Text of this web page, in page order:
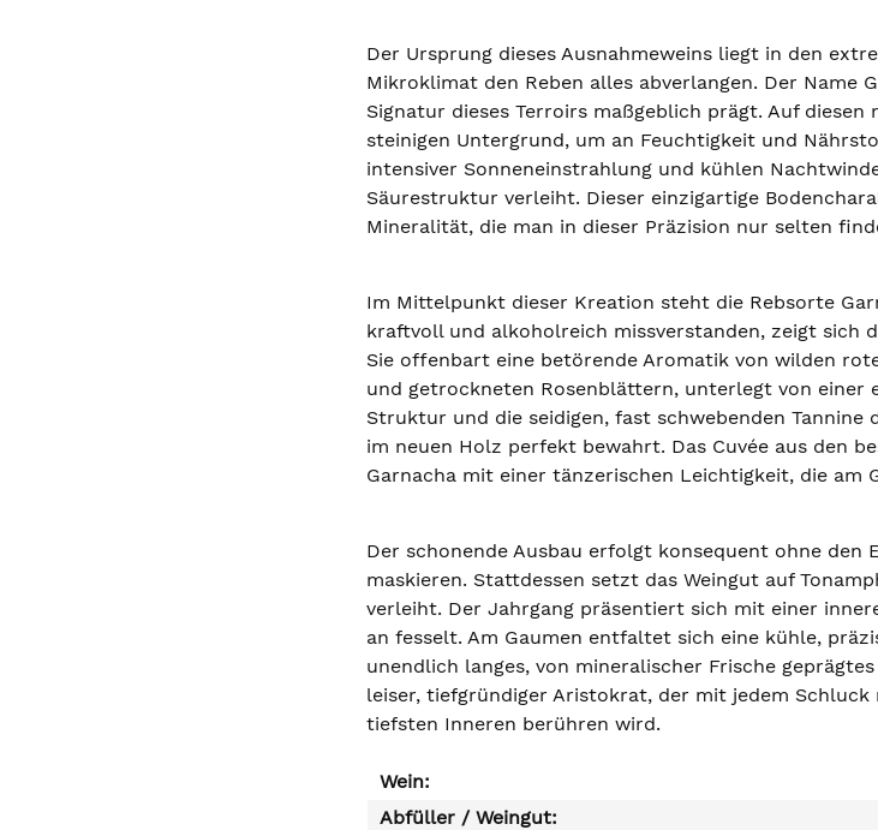
Der Ursprung dieses Ausnahmeweins liegt in den
Mikroklimat den Reben alles abverlangen. Der Name
Signatur dieses Terroirs maßgeblich prägt. Auf
steinigen Untergrund, um an Feuchtigkeit und
intensiver Sonneneinstrahlung und kühlen
Säurestruktur verleiht. Dieser einzigartige
Mineralität, die man in dieser Präzision nur selten
Im Mittelpunkt dieser Kreation steht die Rebsorte
kraftvoll und alkoholreich missverstanden, zeigt sich
Sie offenbart eine betörende Aromatik von wilden
und getrockneten Rosenblättern, unterlegt von einer
Struktur und die seidigen, fast schwebenden
im neuen Holz perfekt bewahrt. Das Cuvée aus den
Garnacha mit einer tänzerischen Leichtigkeit, die am
Der schonende Ausbau erfolgt konsequent ohne
maskieren. Stattdessen setzt das Weingut auf
verleiht. Der Jahrgang präsentiert sich mit einer
an fesselt. Am Gaumen entfaltet sich eine kühle,
unendlich langes, von mineralischer Frische
leiser, tiefgründiger Aristokrat, der mit jedem Schluck
tiefsten Inneren berühren wird.
Wein:
Abfüller / Weingut: